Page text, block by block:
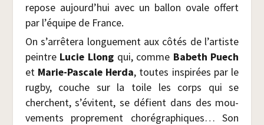
repose aujourd’hui avec un bal­lon ovale offert
par l’équipe de France.
On s’arrêtera lon­gue­ment aux côtés de l’artiste
peintre Lucie Llongqui, comme Babeth Puech
et Marie-Pas­cale Her­da, toutes ins­pi­rées par le
rug­by, couche sur la toile les corps qui se
cherchent, s’évitent, se défient dans des mou­
ve­ments pro­pre­ment cho­ré­gra­phiques… Son